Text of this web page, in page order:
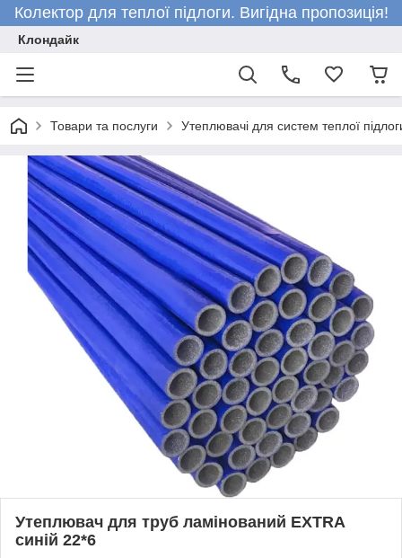
Колектор для теплої підлоги. Вигідна пропозиція!
Клондайк
Товари та послуги Утеплювачі для систем теплої
Утеплювач для труб ламінований EXTRA
синій 22*6